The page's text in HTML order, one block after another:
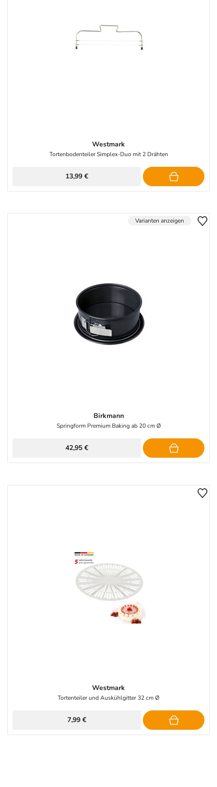
Westmark
Tortenbodenteiler Simplex-Duo mit 2 Drähten
13,99 €
Varianten anzeigen
Birkmann
Springform Premium Baking ab 20 cm Ø
42,95 €
Westmark
Tortenteiler und Auskühlgitter 32 cm Ø
7,99 €